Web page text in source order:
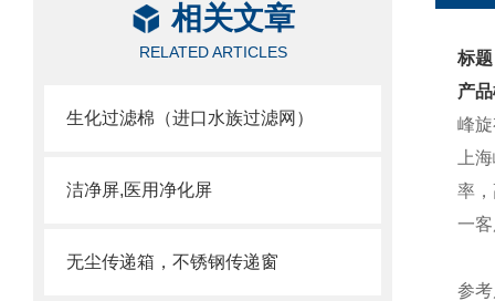
相关文章
RELATED ARTICLES
生化过滤棉（进口水族过滤网）
洁净屏,医用净化屏
无尘传递箱，不锈钢传递窗
标
产
峰
上
率
一
参